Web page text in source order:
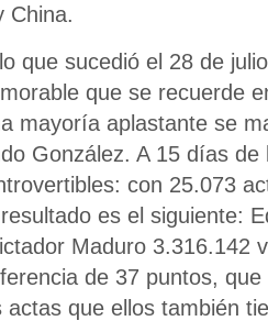
China.
que sucedió el 28 de
que se recuerde
mayoría aplastante se
González. A 15 días
con 25.073
es el siguiente:
Maduro 3.316.142
de 37 puntos,
actas que ellos también